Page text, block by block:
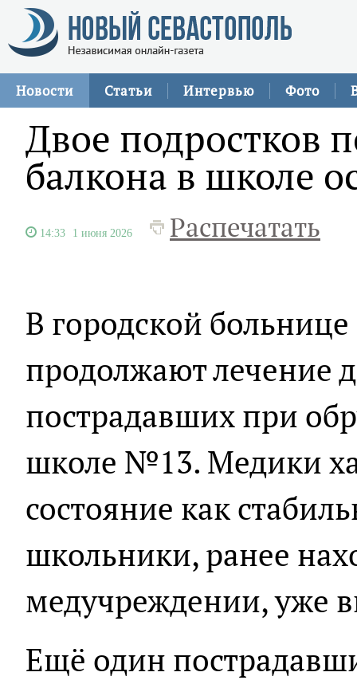
Новости Статьи Интервью Фото
Двое подростков
балкона в школе
14:33 1 июня 2026 Распечатать
В городской
продолжают лечение
пострадавших при
школе №13. Медики
состояние как
школьники, ранее
медучреждении, уже
Ещё один